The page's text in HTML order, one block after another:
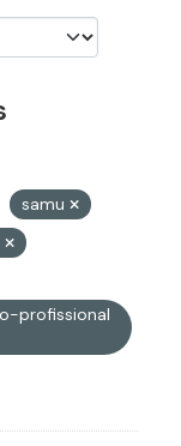
samu
profissional